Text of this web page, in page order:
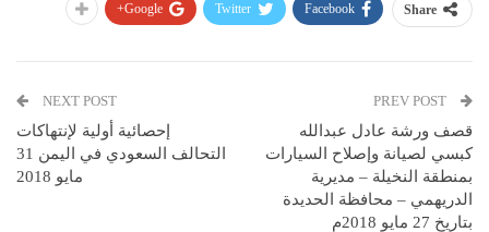
Share
Facebook
Twitter
Google+
قصف ورشة عادل عبدالله
كبسي لصيانة وإصلاح السيارات
بمنطقة النخيلة – مديرية
الدريهمي – محافظة الحديدة
بتاريخ 27 مايو 2018م
NEXT POST
إحصائية أولية لإنتهاكات
التحالف السعودي في اليمن 31
مايو 2018